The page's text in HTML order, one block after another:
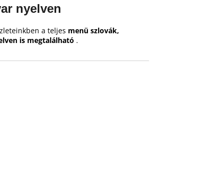
nyelven
a teljes menü szlovák,
is megtalálható .